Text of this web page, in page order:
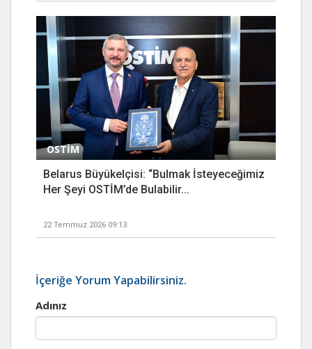
OSTİM
Belarus Büyükelçisi: “Bulmak İsteyeceğimiz
Her Şeyi OSTİM’de Bulabilir...
22 Temmuz 2026 09:13
İçeriğe Yorum Yapabilirsiniz.
Adınız